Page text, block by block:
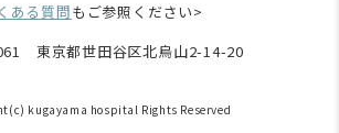
ある質問もご参照ください>
東京都世田谷区北烏山2-14-20
kugayama hospital Rights Reserved